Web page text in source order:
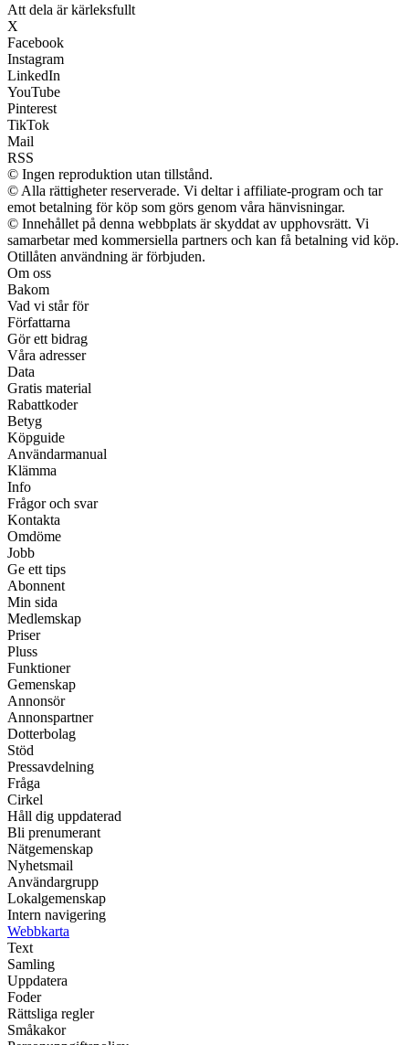
Att dela är kärleksfullt
X
Facebook
Instagram
LinkedIn
YouTube
Pinterest
TikTok
Mail
RSS
© Ingen reproduktion utan tillstånd.
© Alla rättigheter reserverade. Vi deltar i affiliate-program och tar
emot betalning för köp som görs genom våra hänvisningar.
© Innehållet på denna webbplats är skyddat av upphovsrätt. Vi
samarbetar med kommersiella partners och kan få betalning vid köp.
Otillåten användning är förbjuden.
Om oss
Bakom
Vad vi står för
Författarna
Gör ett bidrag
Våra adresser
Data
Gratis material
Rabattkoder
Betyg
Köpguide
Användarmanual
Klämma
Info
Frågor och svar
Kontakta
Omdöme
Jobb
Ge ett tips
Abonnent
Min sida
Medlemskap
Priser
Pluss
Funktioner
Gemenskap
Annonsör
Annonspartner
Dotterbolag
Stöd
Pressavdelning
Fråga
Cirkel
Håll dig uppdaterad
Bli prenumerant
Nätgemenskap
Nyhetsmail
Användargrupp
Lokalgemenskap
Intern navigering
Webbkarta
Text
Samling
Uppdatera
Foder
Rättsliga regler
Småkakor